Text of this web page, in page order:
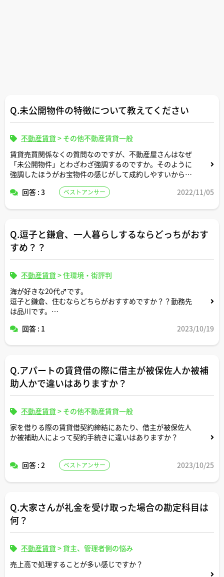
Q.未公開物件の特徴について教えてください
不動産賃貸 > その他不動産賃貸一般
賃貸売買関係なくの質問なのですが、不動産屋さんはなぜ
「未公開物件」とわざわざ強調するのですか。そのように
強調したほうがお宝物件の感じがして成約しやすいからで
回答 : 3
ベストアンサー 2022/11/05
Q.逗子と鎌倉、一人暮らしするならどっちがおす
すめ？？
不動産賃貸 >住環境・街評判
海が好きな20代♂です。
逗子と鎌倉、住むならどちらがおすすめですか？？勤務先
は品川です。
生活の便利さや一人暮らし向け賃貸の相場比較の視点でア
回答 : 1 2023/10/19
Q.アパートの賃貸借の際に借主が被保佐人か被補
助人かで違いはありますか？
不動産賃貸 > その他不動産賃貸一般
家を借りる際の賃貸借契約締結にあたり、借主が被保佐人
か被補助人によって契約手続きに違いはありますか？
回答 : 2 ベストアンサー 2023/10/25
Q.大家さんが礼金を受け取った場合の勘定科目は
何？
不動産賃貸 >貸主、管理者側の悩み
売上高で処理することが多い感じですか？